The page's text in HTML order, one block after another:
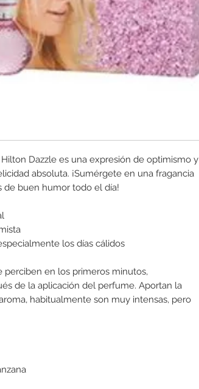
Dazzle es una expresión de optimismo y
absoluta. ¡Sumérgete en una fragancia
de buen humor todo el día!
los días cálidos
perciben en los primeros minutos,
de la aplicación del perfume. Aportan la
habitualmente son muy intensas, pero